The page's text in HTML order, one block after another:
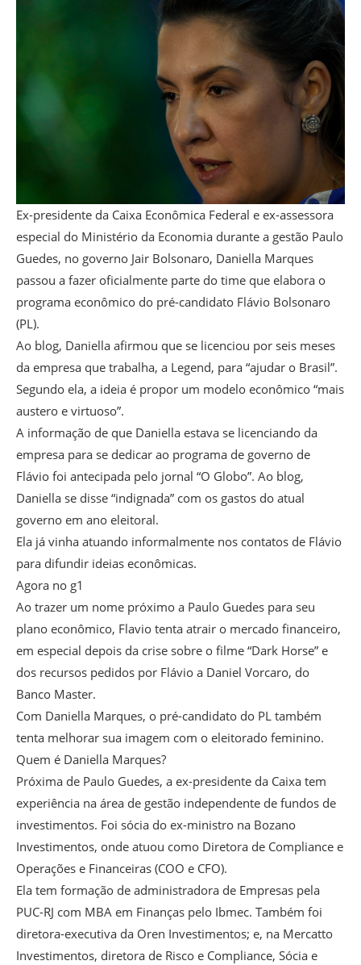
Ex-presidente da Caixa Econômica Federal e ex-assessora
especial do Ministério da Economia durante a gestão Paulo
Guedes, no governo Jair Bolsonaro, Daniella Marques
passou a fazer oficialmente parte do time que elabora o
programa econômico do pré-candidato Flávio Bolsonaro
(PL).
Ao blog, Daniella afirmou que se licenciou por seis meses
da empresa que trabalha, a Legend, para “ajudar o Brasil”.
Segundo ela, a ideia é propor um modelo econômico “mais
austero e virtuoso”.
A informação de que Daniella estava se licenciando da
empresa para se dedicar ao programa de governo de
Flávio foi antecipada pelo jornal “O Globo”. Ao blog,
Daniella se disse “indignada” com os gastos do atual
governo em ano eleitoral.
Ela já vinha atuando informalmente nos contatos de Flávio
para difundir ideias econômicas.
Agora no g1
Ao trazer um nome próximo a Paulo Guedes para seu
plano econômico, Flavio tenta atrair o mercado financeiro,
em especial depois da crise sobre o filme “Dark Horse” e
dos recursos pedidos por Flávio a Daniel Vorcaro, do
Banco Master.
Com Daniella Marques, o pré-candidato do PL também
tenta melhorar sua imagem com o eleitorado feminino.
Quem é Daniella Marques?
Próxima de Paulo Guedes, a ex-presidente da Caixa tem
experiência na área de gestão independente de fundos de
investimentos. Foi sócia do ex-ministro na Bozano
Investimentos, onde atuou como Diretora de Compliance e
Operações e Financeiras (COO e CFO).
Ela tem formação de administradora de Empresas pela
PUC-RJ com MBA em Finanças pelo Ibmec. Também foi
diretora-executiva da Oren Investimentos; e, na Mercatto
Investimentos, diretora de Risco e Compliance, Sócia e